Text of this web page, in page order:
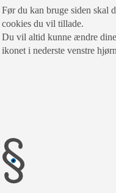
Før du kan bruge siden skal
cookies du vil tillade.
Du vil altid kunne ændre
ikonet i nederste venstre